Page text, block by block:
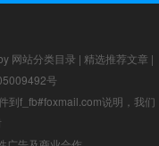
网站分类目录 | 精选推荐文章 |
号
到f_fb#foxmail.com说明，我们